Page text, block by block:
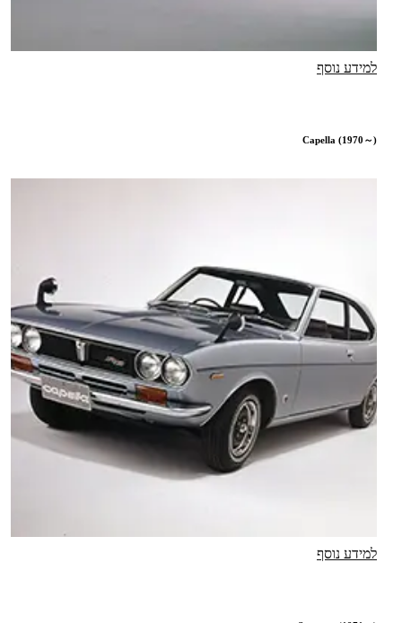
למידע נוסף
Capella (1970～)
למידע נוסף